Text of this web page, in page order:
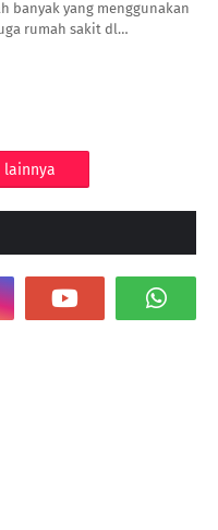
banyak yang menggunakan
rumah sakit dl…
lainnya